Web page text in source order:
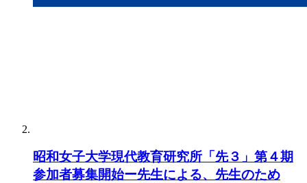
昭和女子大学現代教育研究所「先３」第４期
参加者募集開始ー先生による、先生のため